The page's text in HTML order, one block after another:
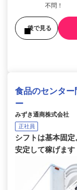
不問！
後で見る
食品のセンタ
ー
みずき通商株式会社
正社員
シフトは基本固定
安定して稼げます